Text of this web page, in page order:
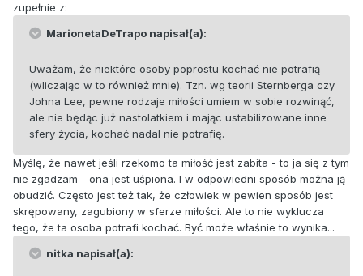
zupełnie z:
MarionetaDeTrapo napisał(a):
Uważam, że niektóre osoby poprostu kochać nie potrafią
(wliczając w to również mnie). Tzn. wg teorii Sternberga czy
Johna Lee, pewne rodzaje miłości umiem w sobie rozwinąć,
ale nie będąc już nastolatkiem i mając ustabilizowane inne
sfery życia, kochać nadal nie potrafię.
Myślę, że nawet jeśli rzekomo ta miłość jest zabita - to ja się z tym
nie zgadzam - ona jest uśpiona. I w odpowiedni sposób można ją
obudzić. Często jest też tak, że człowiek w pewien sposób jest
skrępowany, zagubiony w sferze miłości. Ale to nie wyklucza
tego, że ta osoba potrafi kochać. Być może właśnie to wynika...
nitka napisał(a):